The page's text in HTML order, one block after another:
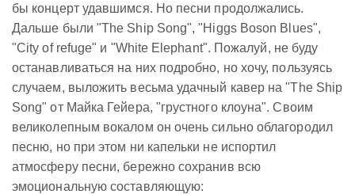
бы концерт удавшимся. Но песни продолжались.
Дальше были "The Ship Song", "Higgs Boson Blues",
"City of refuge" и "White Elephant". Пожалуй, не буду
останавливаться на них подробно, но хочу, пользуясь
случаем, выложить весьма удачный кавер на "The Ship
Song" от Майка Гейера, "грустного клоуна". Своим
великолепным вокалом он очень сильно облагородил
песню, но при этом ни капельки не испортил
атмосферу песни, бережно сохранив всю
эмоциональную составляющую: